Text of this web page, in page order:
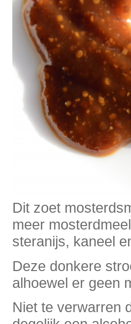
Dit zoet
meer
steranijs, kaneel
Deze donkere
alhoewel er geen
Niet te verwarren